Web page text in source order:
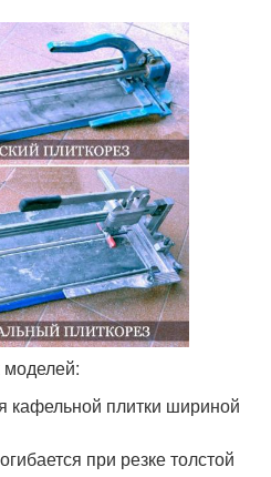
моделей:
кафельной плитки шириной
при резке толстой